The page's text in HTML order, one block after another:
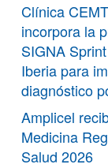
Clínica
incorpora la
SIGNA
Iberia para
diagnóstico
Amplicel
Medicina
Salud 2026